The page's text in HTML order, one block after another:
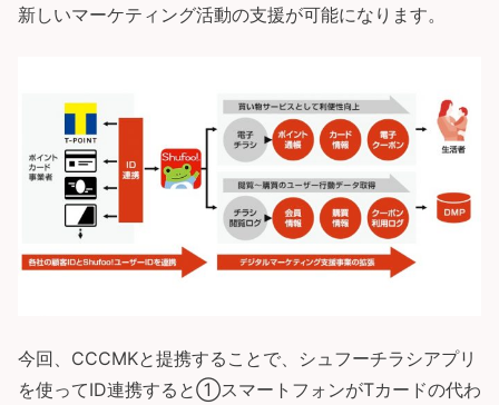
新しいマーケティング活動の支援が可能になります。
今回、CCCMKと提携することで、シュフーチラシアプリ
を使ってID連携すると①スマートフォンがTカードの代わ